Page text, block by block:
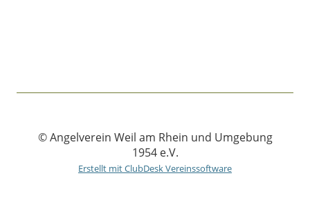
© Angelverein Weil am Rhein und Umgebung
1954 e.V.
Erstellt mit ClubDesk Vereinssoftware